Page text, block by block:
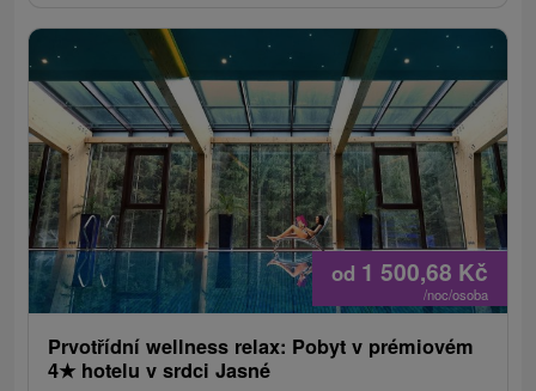
od 1 500,68 Kč
/noc/osoba
Prvotřídní wellness relax: Pobyt v prémiovém
4★ hotelu v srdci Jasné